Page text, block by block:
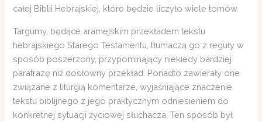
całej Biblii Hebrajskiej, które będzie liczyło wiele tomów.
Targumy, będące aramejskim przekładem tekstu
hebrajskiego Starego Testamentu, tłumaczą go z reguły w
sposób poszerzony, przypominający niekiedy bardziej
parafrazę niż dosłowny przekład. Ponadto zawierały one
związane z liturgią komentarze, wyjaśniające znaczenie
tekstu biblijnego z jego praktycznym odniesieniem do
konkretnej sytuacji życiowej słuchacza. Ten sposób był